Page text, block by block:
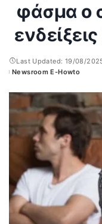
φάσμα ο
Last Updated: 19/08/
Posted
Newsroom E-Howto